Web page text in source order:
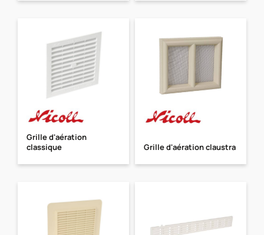
Grille d'aération
classique
Grille d'aération claustra